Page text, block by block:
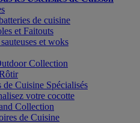
de cuisine
et Faitouts
et woks
Collection
de Cuisine Spécialisés
votre cocotte
Collection
de Cuisine